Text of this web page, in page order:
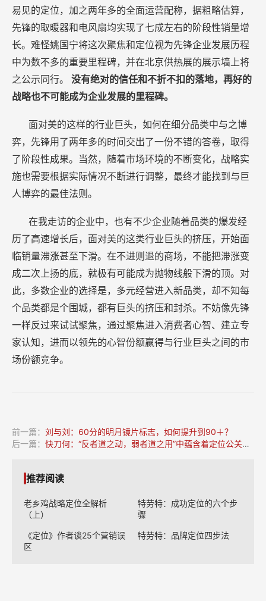
易见的定位，加之两年多的全面运营配称，据粗略估算，
先锋的取暖器和电风扇均实现了七成左右的阶段性销量增
长。难怪姚国宁将这次聚焦和定位视为先锋企业发展历程
中为数不多的重要里程碑，并在北京供热展的展示墙上将
之公示同行。 没有绝对的信任和不折不扣的落地，再好的
战略也不可能成为企业发展的里程碑。
面对美的这样的行业巨头，如何在细分品类中与之博
弈，先锋用了两年多的时间交出了一份不错的答卷，取得
了阶段性成果。当然，随着市场环境的不断变化，战略实
施也需要根据实际情况不断进行调整，最终才能找到与巨
人博弈的最佳法则。
在我走访的企业中，也有不少企业随着品类的爆发经
历了高速增长后，面对美的这类行业巨头的挤压，开始面
临销量滞涨甚至下滑。在不进则退的商场，不能把滞涨变
成二次上扬的底，就极有可能成为抛物线般下滑的顶。对
此，多数企业的选择是，多元经营进入新品类，却不知每
个品类都是个围城，都有巨头的挤压和封杀。不妨像先锋
一样反过来试试聚焦，通过聚焦进入消费者心智、建立专
家认知，进而以领先的心智份额赢得与行业巨头之间的市
场份额竞争。
前一篇： 刘与刘：60分的明月镜片标志，如何提升到90＋？
后一篇： 快刀何：“反者道之动，弱者道之用”中蕴含着定位公关精髓
推荐阅读
老乡鸡战略定位全解析
（上）
特劳特：成功定位的六个步
骤
《定位》作者谈25个营销误
区
特劳特：品牌定位四步法